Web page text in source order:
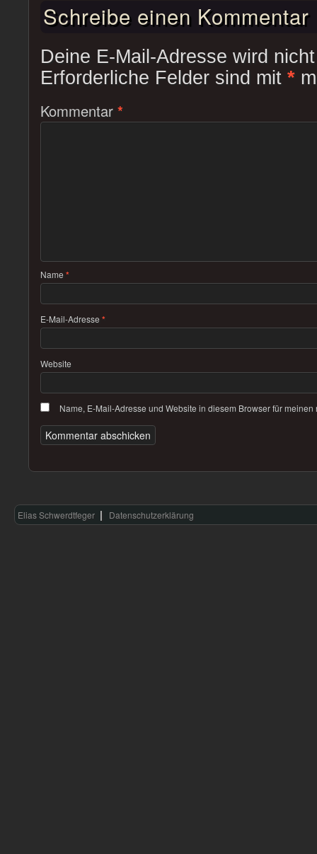
Schreibe einen Kommentar
Deine E-Mail-Adresse wird
Erforderliche Felder sind mit *
Kommentar *
Name *
E-Mail-Adresse *
Website
Name, E-Mail-Adresse und Website in diesem Browser für
Elias Schwerdtfeger Datenschutzerklärung